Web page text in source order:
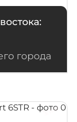
города